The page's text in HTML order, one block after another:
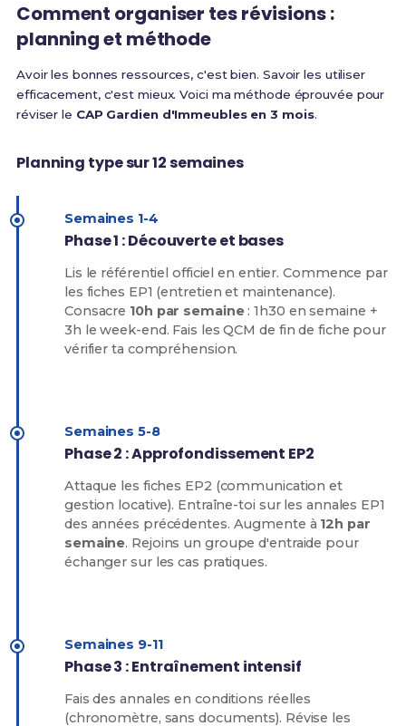
Comment organiser tes révisions :
planning et méthode
Avoir les bonnes ressources, c'est bien. Savoir les utiliser
efficacement, c'est mieux. Voici ma méthode éprouvée pour
réviser le CAP Gardien d'Immeubles en 3 mois.
Planning type sur 12 semaines
Semaines 1-4
Phase 1 : Découverte et bases
Lis le référentiel officiel en entier. Commence par
les fiches EP1 (entretien et maintenance).
Consacre 10h par semaine: 1h30 en semaine +
3h le week-end. Fais les QCM de fin de fiche pour
vérifier ta compréhension.
Semaines 5-8
Phase 2 : Approfondissement EP2
Attaque les fiches EP2 (communication et
gestion locative). Entraîne-toi sur les annales EP1
des années précédentes. Augmente à 12h par
semaine. Rejoins un groupe d'entraide pour
échanger sur les cas pratiques.
Semaines 9-11
Phase 3 : Entraînement intensif
Fais des annales en conditions réelles
(chronomètre, sans documents). Révise les